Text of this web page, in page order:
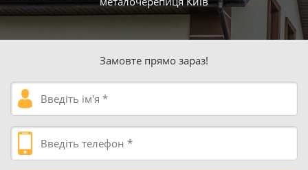
Замовте прямо зараз!